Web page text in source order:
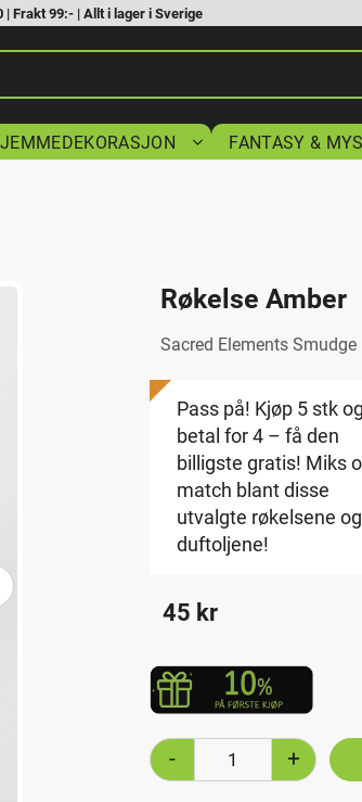
Frakt 99:- | Allt i lager i Sverige
FANTASY &
Røkelse Amber
Sacred Elements Smudge
Pass på! Kjøp 5 stk og
betal for 4 – få den
billigste gratis! Miks
match blant disse
utvalgte røkelsene og
duftoljene!
45 kr
+
-